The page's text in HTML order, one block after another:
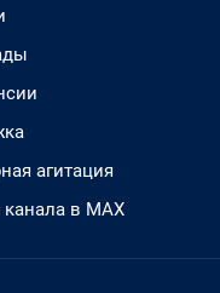
агитация
канала в MAX